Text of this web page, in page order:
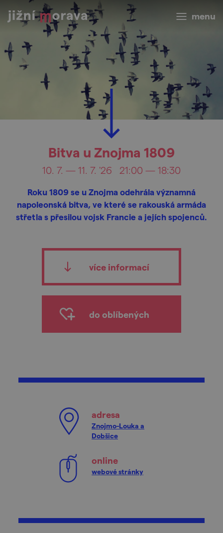
menu
Bitva u Znojma 1809
10. 7. — 11. 7. '26 21:00 — 18:30
Roku 1809 se u Znojma odehrála významná
napoleonská bitva, ve které se rakouská armáda
střetla s přesilou vojsk Francie a jejích spojenců.
více informací
do oblíbených
adresa
Znojmo-Louka a
Dobšice
online
webové stránky